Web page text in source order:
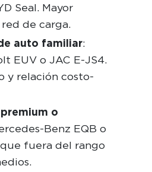
Seal. Mayor
de carga.
auto familiar:
EUV o JAC E-JS4.
y relación costo-
o
Benz EQB o
fuera del rango